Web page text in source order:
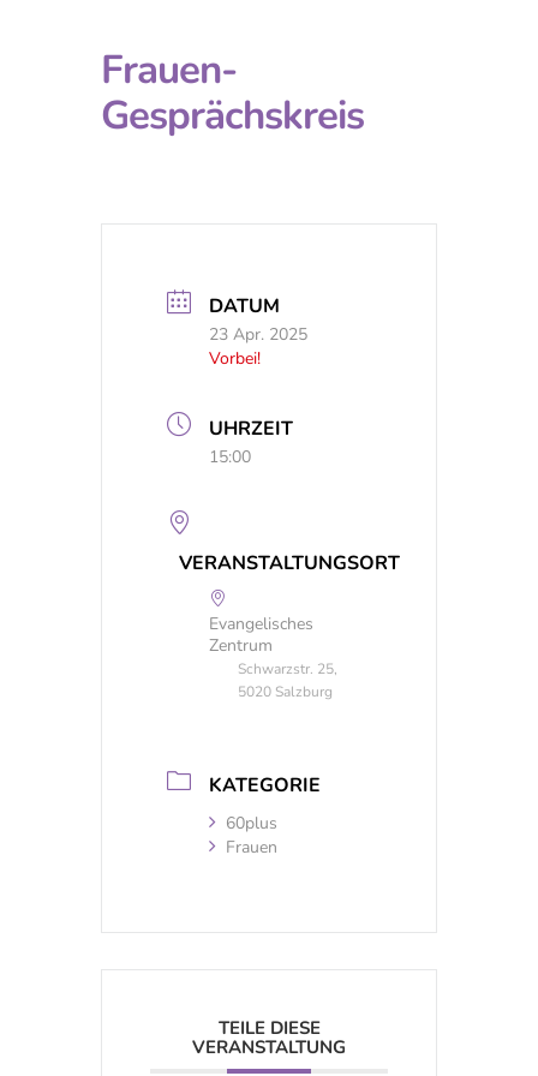
Frauen-
Gesprächskreis
DATUM
23 Apr. 2025
Vorbei!
UHRZEIT
15:00
VERANSTALTUNGSORT
Evangelisches
Zentrum
Schwarzstr. 25,
5020 Salzburg
KATEGORIE
60plus
Frauen
TEILE DIESE
VERANSTALTUNG